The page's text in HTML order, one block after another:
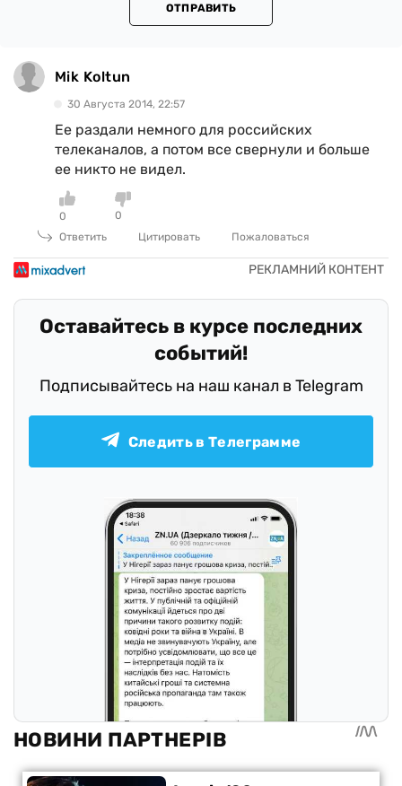
ОТПРАВИТЬ
Mik Koltun
30 Августа 2014, 22:57
Ее раздали немного для российских
телеканалов, а потом все свернули и больше
ее никто не видел.
0
0
Ответить
Цитировать Пожаловаться
Оставайтесь в курсе последних
событий!
Подписывайтесь на наш канал в Telegram
Следить в Телеграмме